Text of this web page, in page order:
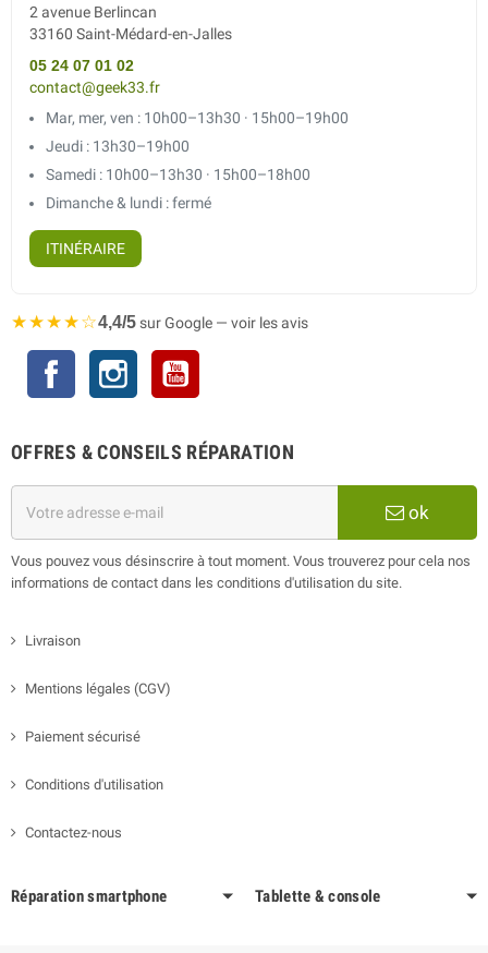
2 avenue Berlincan
33160 Saint-Médard-en-Jalles
05 24 07 01 02
contact@geek33.fr
Mar, mer, ven : 10h00–13h30 · 15h00–19h00
Jeudi : 13h30–19h00
Samedi : 10h00–13h30 · 15h00–18h00
Dimanche & lundi : fermé
ITINÉRAIRE
★★★★☆4,4/5sur Google — voir les avis
Facebook Instagram
OFFRES & CONSEILS RÉPARATION
ok
Vous pouvez vous désinscrire à tout moment. Vous trouverez pour cela nos
informations de contact dans les conditions d'utilisation du site.
Livraison
Mentions légales (CGV)
Paiement sécurisé
Conditions d'utilisation
Contactez-nous
Réparation smartphone Tablette & console